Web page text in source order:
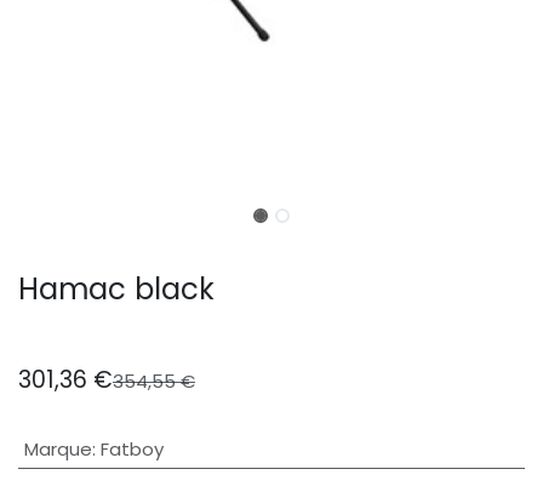
Hamac black
301,36 €354,55€
Marque: Fatboy